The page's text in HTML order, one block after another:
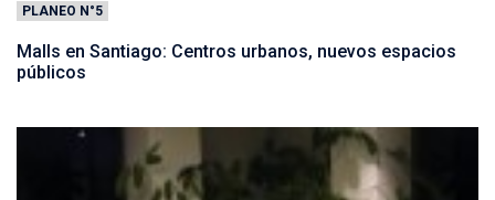
PLANEO N°5
Malls en Santiago: Centros urbanos, nuevos espacios
públicos